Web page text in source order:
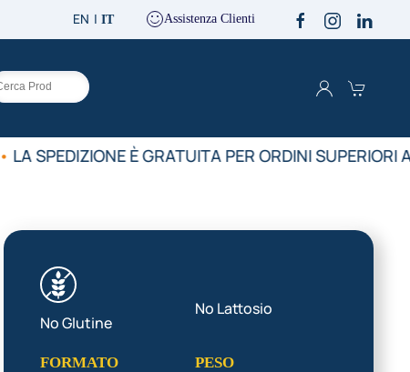
EN IT Assistenza Clienti
LA SPEDIZIONE È GRATUITA PER ORDINI SUPERIORI
No Glutine
No Lattosio
FORMATO PESO